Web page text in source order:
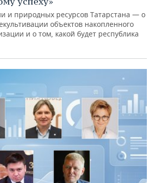
и природных ресурсов Татарстана — о
объектов накопленного
и о том, какой будет республика